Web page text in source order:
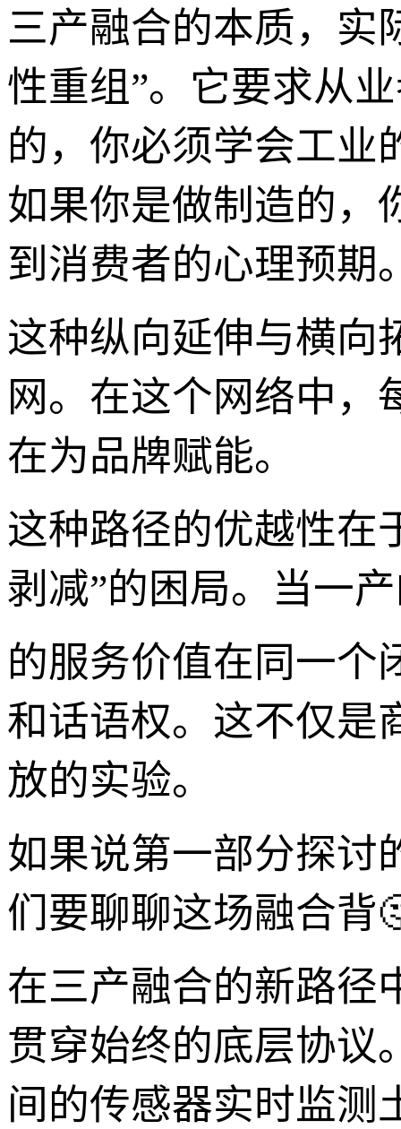
三产融合的本质，实
性重组”。它要求从
的，你必须学会工业
如果你是做制造的，
到消费者的心理预期
这种纵向延伸与横向
网。在这个网络中，
在为品牌赋能。
这种路径的优越性在
剥减”的困局。当一
的服务价值在同一个
和话语权。这不仅是
放的实验。
如果说第一部分探讨
们要聊聊这场融合背
在三产融合的新路径
贯穿始终的底层协议
间的传感器实时监测